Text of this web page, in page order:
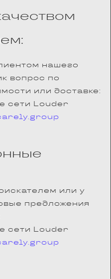
нашего
вопрос по
или доставке:
сети Louder
или у
предложения
сети Louder